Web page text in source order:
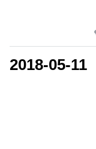
2018-05-11